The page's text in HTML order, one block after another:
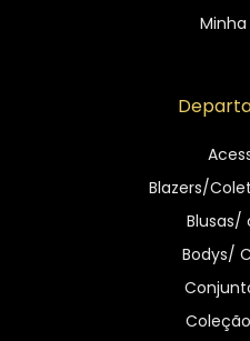
Blazers/
Blusas/
Bodys/